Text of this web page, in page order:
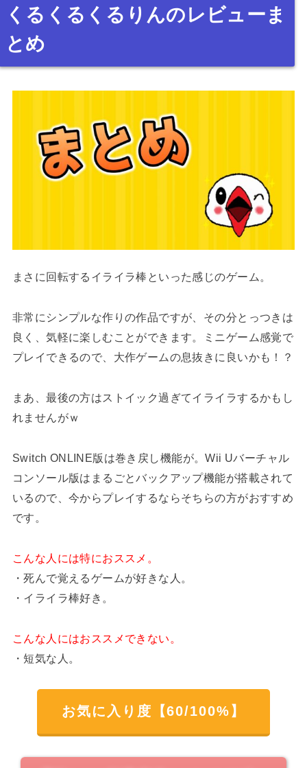
くるくるくるりんのレビューま
とめ
まさに回転するイライラ棒といった感じのゲーム。
非常にシンプルな作りの作品ですが、その分とっつきは
良く、気軽に楽しむことができます。ミニゲーム感覚で
プレイできるので、大作ゲームの息抜きに良いかも！？
まあ、最後の方はストイック過ぎてイライラするかもし
れませんがｗ
Switch ONLINE版は巻き戻し機能が。Wii Uバーチャル
コンソール版はまるごとバックアップ機能が搭載されて
いるので、今からプレイするならそちらの方がおすすめ
です。
こんな人には特におススメ。
・死んで覚えるゲームが好きな人。
・イライラ棒好き。
こんな人にはおススメできない。
・短気な人。
お気に入り度【60/100%】